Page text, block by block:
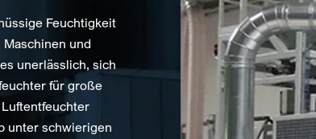
Feuchtigkeit
und
unerlässlich, sich
für große
unter schwierigen